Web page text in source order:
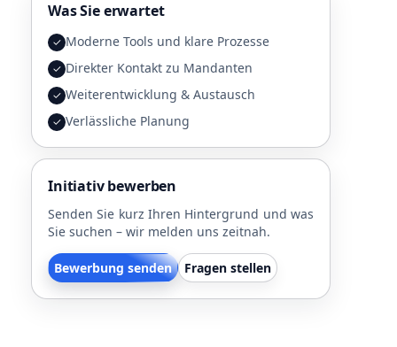
Was Sie erwartet
✓ Moderne Tools und klare Prozesse
✓ Direkter Kontakt zu Mandanten
✓ Weiterentwicklung & Austausch
✓ Verlässliche Planung
Initiativ bewerben
Senden Sie kurz Ihren Hintergrund und was
Sie suchen – wir melden uns zeitnah.
Bewerbung senden Fragen stellen